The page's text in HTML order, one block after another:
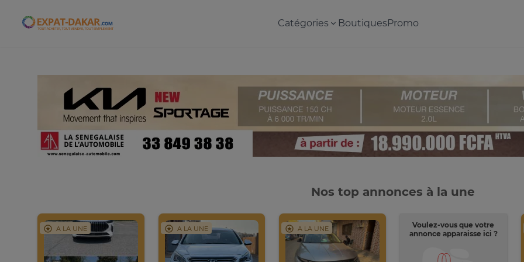
Expat-Dakar Catégories BoutiquesPromo
Nos top annonces à la une
A LA UNE A LA UNE A LA UNE
Voulez-vous que votre
annonce apparaisse ici ?